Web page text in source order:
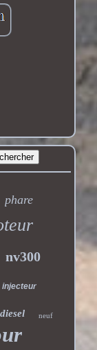
phare
nv300
injecteur
diesel neuf